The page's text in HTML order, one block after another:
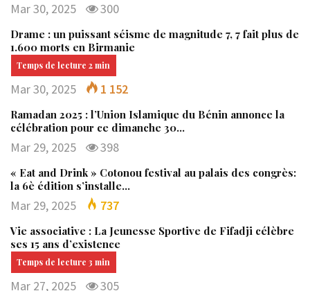
Mar 30, 2025 300
Drame : un puissant séisme de magnitude 7, 7 fait plus de
1.600 morts en Birmanie
Mar 30, 2025 1 152
Ramadan 2025 : l’Union Islamique du Bénin annonce la
célébration pour ce dimanche 30…
Mar 29, 2025 398
« Eat and Drink » Cotonou festival au palais des congrès:
la 6è édition s’installe…
Mar 29, 2025 737
Vie associative : La Jeunesse Sportive de Fifadji célèbre
ses 15 ans d’existence
Mar 27, 2025 305